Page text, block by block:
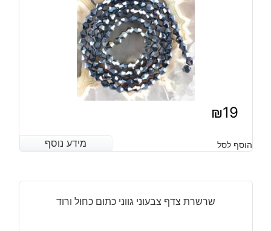
₪19
מידע נוסף הוסף לסל מידע נוסף
שרשרת צדף צבעוני גווני כתום כחול ורוד